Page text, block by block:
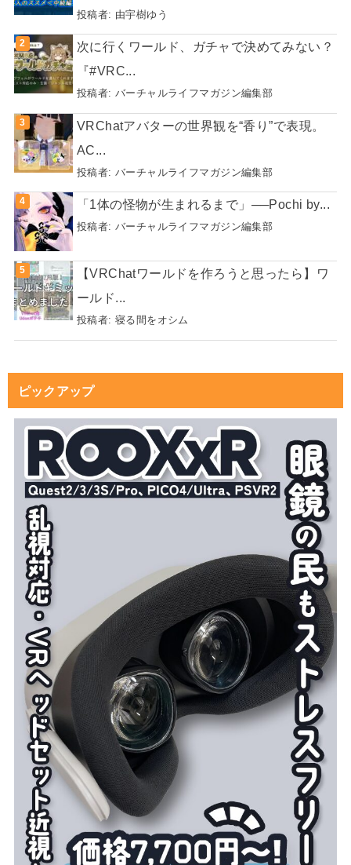
投稿者: 由宇樹ゆう
次に行くワールド、ガチャで決めてみない？
『#VRC...
投稿者: バーチャルライフマガジン編集部
VRChatアバターの世界観を“香り”で表現。
AC...
投稿者: バーチャルライフマガジン編集部
「1体の怪物が生まれるまで」──Pochi by...
投稿者: バーチャルライフマガジン編集部
【VRChatワールドを作ろうと思ったら】ワ
ールド...
投稿者: 寝る間をオシム
ピックアップ